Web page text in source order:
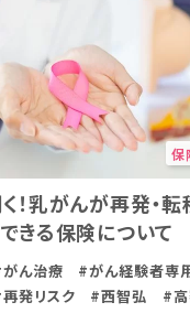
保
！乳がんが再発・転
きる保険について
ん治療
#がん経験者専
発リスク #西智弘
#